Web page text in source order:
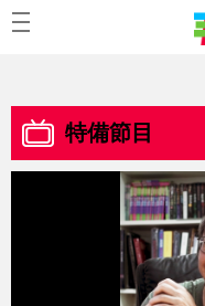
特備節目